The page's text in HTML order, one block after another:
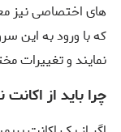
های اختصاصی نیز
که با ورود به این
نمایند و تغییرات
چرا باید از